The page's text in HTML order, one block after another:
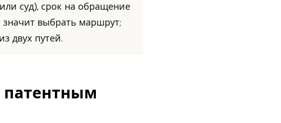
суд), срок на обращение
значит выбрать маршрут;
двух путей.
патентным